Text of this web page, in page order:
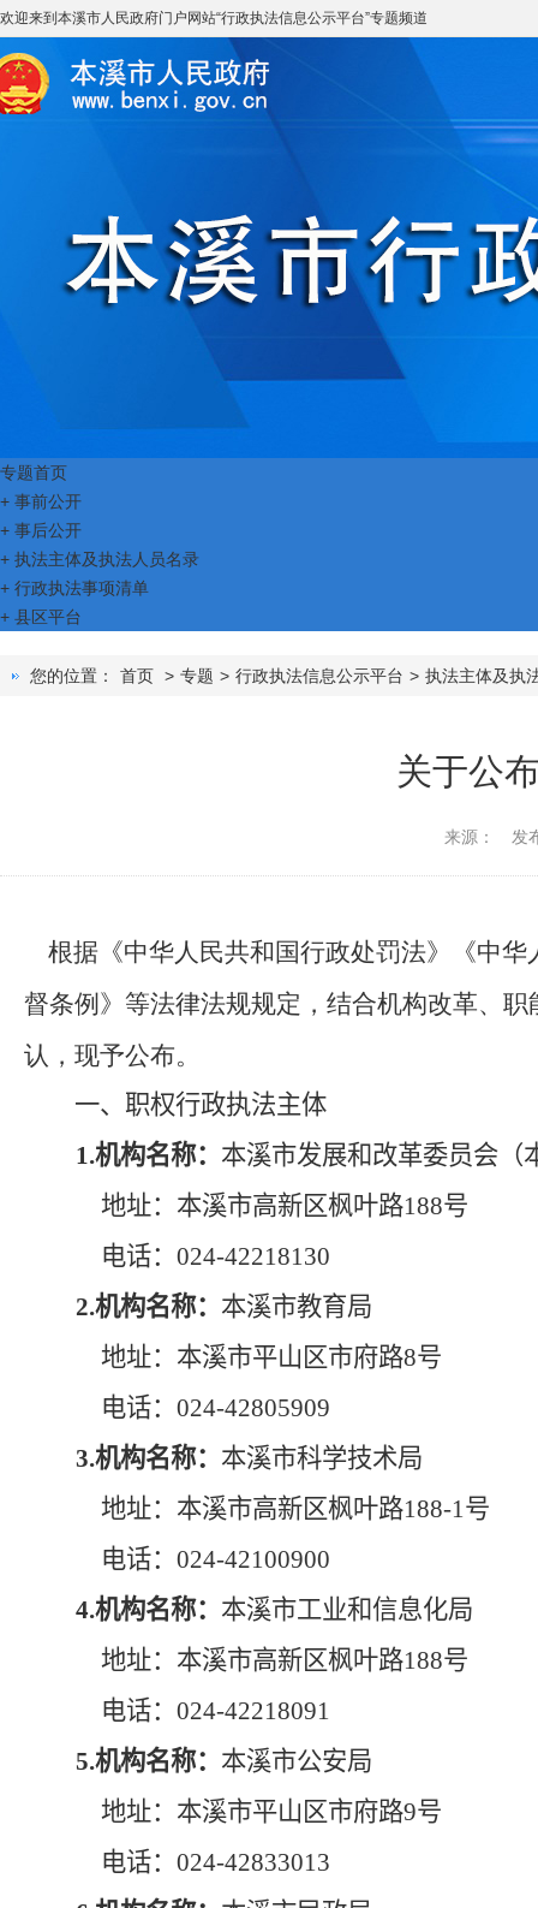
欢迎来到 本溪市人民政府门户网站“行政执法信息公示平台”专题频道
专题首页
+ 事前公开
+ 事后公开
+ 执法主体及执法人员名录
+ 行政执法事项清单
+ 县区平台
您的位置： 首页 > 专题 > 行政执法信息公示平台 > 执法主体及执
关于公
来源： 发
根据《中华人民共和国行政处罚法》《中华
督条例》等法律法规规定，结合机构改革、
认，现予公布。
一、 职权行政执法主体
1.机构名称： 本溪市发展和改革委员会（
地址：本溪市高新区枫叶路188号
电话：024-42218130
2.机构名称： 本溪市教育局
地址：本溪市平山区市府路8号
电话：024-42805909
3.机构名称： 本溪市科学技术局
地址：本溪市高新区枫叶路188-1号
电话：024-42100900
4.机构名称： 本溪市工业和信息化局
地址：本溪市高新区枫叶路188号
电话：024-42218091
5.机构名称： 本溪市公安局
地址：本溪市平山区市府路9号
电话：024-42833013